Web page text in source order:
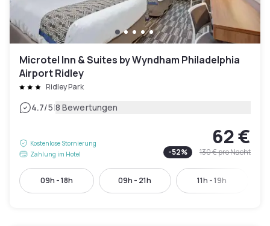
Microtel Inn & Suites by Wyndham Philadelphia
Airport Ridley
Ridley Park
4.7/5|8 Bewertungen
Kostenlose Stornierung
Zahlung im Hotel
62 €
-52% 130 €pro Nacht
09h - 18h 09h - 21h 11h - 19h